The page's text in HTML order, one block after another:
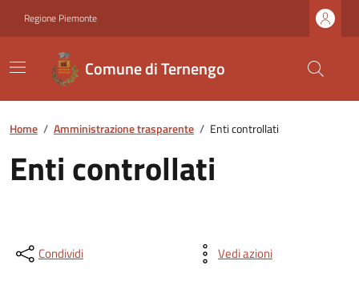
Regione Piemonte
Comune di Ternengo
Home / Amministrazione trasparente / Enti controllati
Enti controllati
Condividi Vedi azioni